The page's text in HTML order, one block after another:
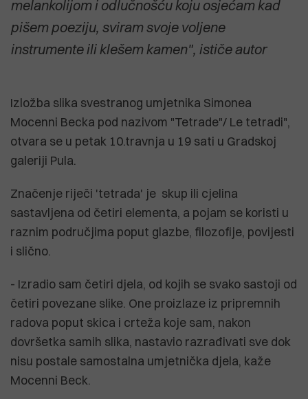
melankolijom i odlučnošću koju osjećam kad
pišem poeziju, sviram svoje voljene
instrumente ili klešem kamen", ističe autor
Izložba slika svestranog umjetnika Simonea
Mocenni Becka pod nazivom "Tetrade"/ Le tetradi",
otvara se u petak 10.travnja u 19 sati u Gradskoj
galeriji Pula.
Značenje riječi 'tetrada' je skup ili cjelina
sastavljena od četiri elementa, a pojam se koristi u
raznim područjima poput glazbe, filozofije, povijesti
i slično.
- Izradio sam četiri djela, od kojih se svako sastoji od
četiri povezane slike. One proizlaze iz pripremnih
radova poput skica i crteža koje sam, nakon
dovršetka samih slika, nastavio razrađivati sve dok
nisu postale samostalna umjetnička djela, kaže
Mocenni Beck.